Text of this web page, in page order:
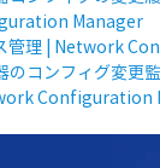
Manager
管理 | Network
コンフィグ変更
Configuration